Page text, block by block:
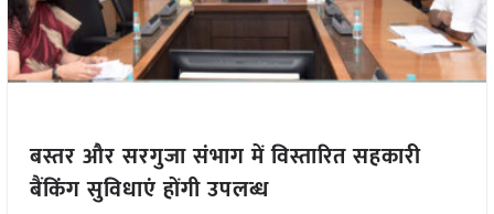
बस्तर और सरगुजा संभाग में विस्तारित सहकारी
बैंकिंग सुविधाएं होंगी उपलब्ध